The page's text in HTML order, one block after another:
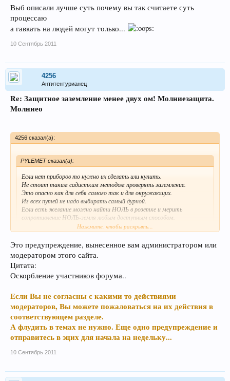
Выб описали лучше суть почему вы так считаете суть
процессаю
а гавкать на людей могут только...
10 Сентябрь 2011
4256
Антитентурианец
Re: Защитное заземление менее двух ом! Молниезащита.
Молниео
4256 сказал(а):
PYLEMET сказал(а):
Если нет приборов то нужно их сделать или купить.
Не стоит таким садистким методом проверять заземление.
Это опасно как для себя самого так и для окружающих.
Из всех путей не надо выбирать самый дурной.
Если есть желание можно найти НОЛЬ в розетке и мерить
сопротивление НОЛЬ-земля любым доступным способом.
Это гораздо безопасней , хотя и покажет сопротивление всей цепи.
Выб описали лучше суть почему вы так считаете суть процессаю
а гавкать на людей могут только...
Нажмите, чтобы раскрыть...
Это предупреждение, вынесенное вам администратором или
модератором этого сайта.
Цитата:
Оскорбление участников форума..
Если Вы не согласны с какими то действиями
модераторов, Вы можете пожаловаться на их действия в
соответствующем разделе.
А флудить в темах не нужно. Еще одно предупреждение и
отправитесь в эцих для начала на недельку...
10 Сентябрь 2011